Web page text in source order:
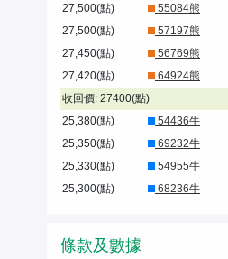
27,500(點)
55084熊
27,500(點)
57197熊
27,450(點)
56769熊
27,420(點)
64924熊
收回價: 27400(點)
25,380(點)
54436牛
25,350(點)
69232牛
25,330(點)
54955牛
25,300(點)
68236牛
條款及數據